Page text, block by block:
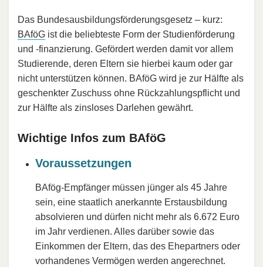
Das Bundesausbildungsförderungsgesetz – kurz:
BAföG ist die beliebteste Form der Studienförderung
und -finanzierung. Gefördert werden damit vor allem
Studierende, deren Eltern sie hierbei kaum oder gar
nicht unterstützen können. BAföG wird je zur Hälfte als
geschenkter Zuschuss ohne Rückzahlungspflicht und
zur Hälfte als zinsloses Darlehen gewährt.
Wichtige Infos zum BAföG
Voraussetzungen
BAfög-Empfänger müssen jünger als 45 Jahre
sein, eine staatlich anerkannte Erstausbildung
absolvieren und dürfen nicht mehr als 6.672 Euro
im Jahr verdienen. Alles darüber sowie das
Einkommen der Eltern, das des Ehepartners oder
vorhandenes Vermögen werden angerechnet.